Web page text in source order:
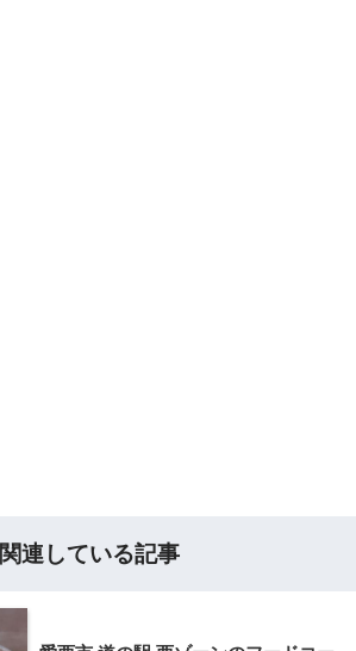
関連している記事